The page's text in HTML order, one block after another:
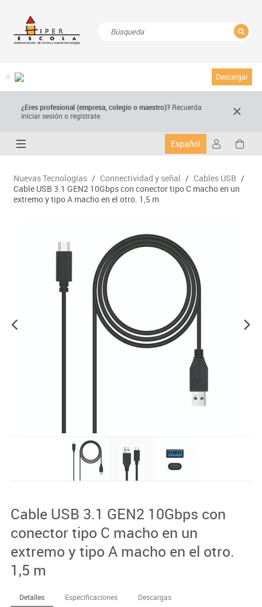
Descargar
¿Eres profesional (empresa, colegio o maestro)? Recuerda
iniciar sesión o regístrate.
Español
Nuevas Tecnologías / Connectividad y señal / Cables USB /
Cable USB 3.1 GEN2 10Gbps con conector tipo C macho en un
extremo y tipo A macho en el otro. 1,5 m
Cable USB 3.1 GEN2 10Gbps con
conector tipo C macho en un
extremo y tipo A macho en el otro.
1,5 m
Detalles Especificaciones Descargas